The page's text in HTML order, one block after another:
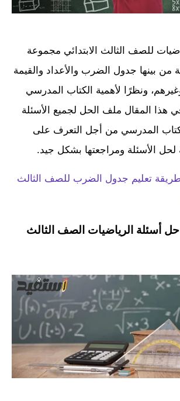
للصف الثالث الابتدائي مجموعة
من بينها جدول الضرب والأعداد والقيمة
ونظرًا لأهمية الكتاب المدرسي
المقال ملف الحل لجميع الأسئلة
المدرسي من أجل التعرف على
لحل الأسئلة ومراجعتها بشكل جيد.
تعليم جدول الضرب للصف الثالث
أسئلة الرياضيات الصف الثالث